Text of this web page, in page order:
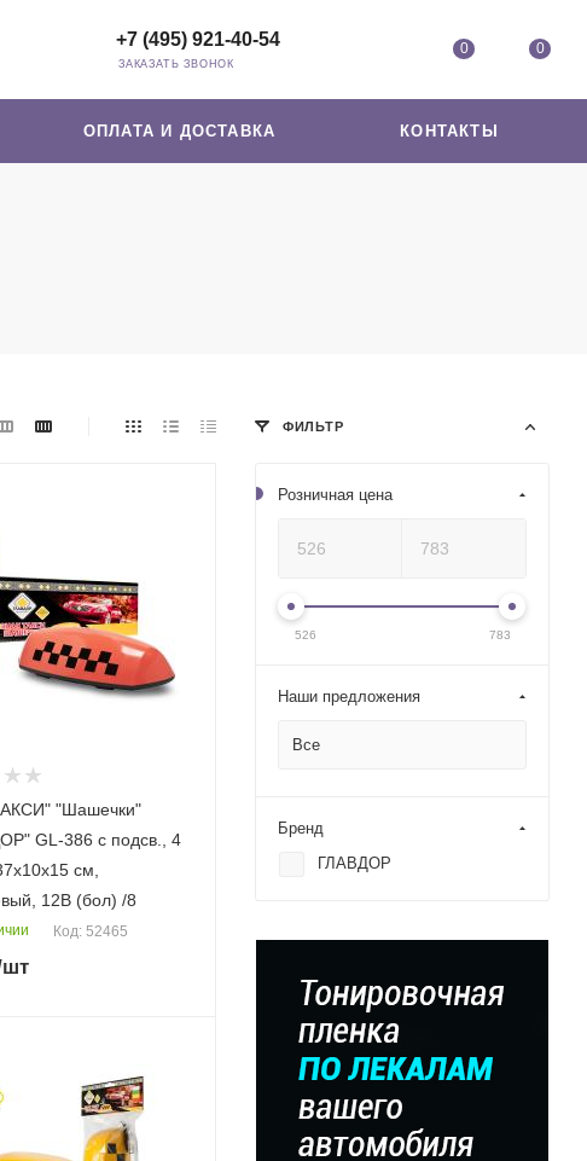
0 0
+7 (495) 921-40-54
ЗАКАЗАТЬ ЗВОНОК
ОПЛАТА И ДОСТАВКА КОНТАКТЫ
"Шашечки"
GL-386 с подсв., 4
см,
12В (бол) /8
Код: 52465
ФИЛЬТР
Розничная цена
526 783
Наши предложения
Все
Бренд
ГЛАВДОР